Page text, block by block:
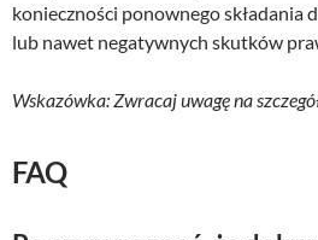
konieczności ponownego składania
lub nawet negatywnych skutków
Wskazówka: Zwracaj uwagę na
FAQ